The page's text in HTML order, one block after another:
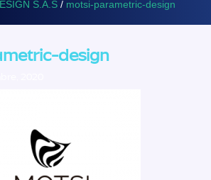
S.A.S / motsi-parametric-design
design